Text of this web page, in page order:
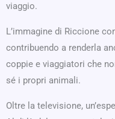
viaggio.
L’immagine di Riccione
contribuendo a renderla
coppie e viaggiatori che
sé i propri animali.
Oltre la televisione,